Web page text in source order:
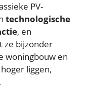
PV-
technologische
, en
ze bijzonder
woningbouw en
hoger liggen,
,